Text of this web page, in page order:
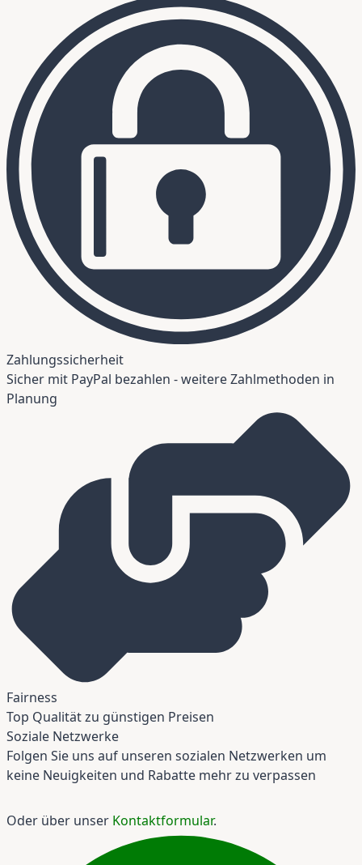
Zahlungssicherheit
Sicher mit PayPal bezahlen - weitere Zahlmethoden in
Planung
Fairness
Top Qualität zu günstigen Preisen
Soziale Netzwerke
Folgen Sie uns auf unseren sozialen Netzwerken um
keine Neuigkeiten und Rabatte mehr zu verpassen
Oder über unser Kontaktformular.